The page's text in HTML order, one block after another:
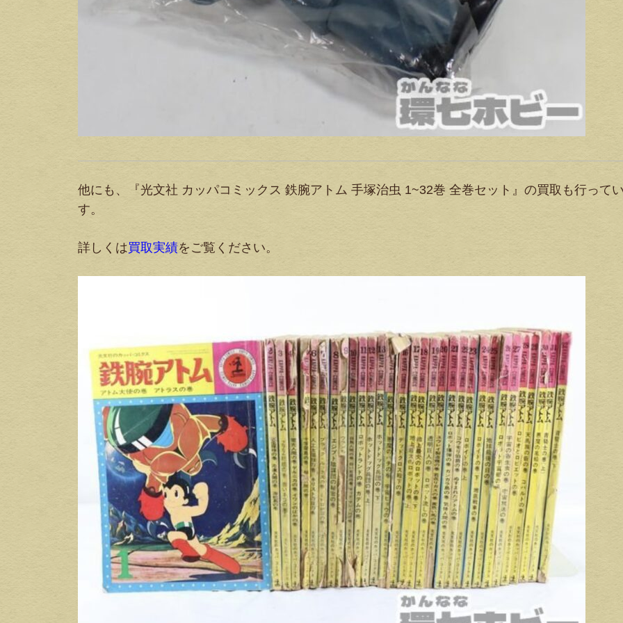
他にも、『光文社 カッパコミックス 鉄腕アトム 手塚治虫 1~32巻 全巻セット』の買取も行って
す。
詳しくは買取実績をご覧ください。